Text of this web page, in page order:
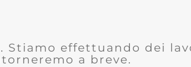
Stiamo effettuando dei
a breve.